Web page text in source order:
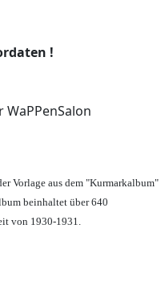
!
Vorlage aus dem "Kurmarkalbum"
beinhaltet über 640
von 1930-1931.